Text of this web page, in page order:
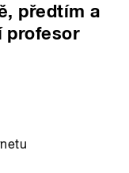
předtím a
profesor